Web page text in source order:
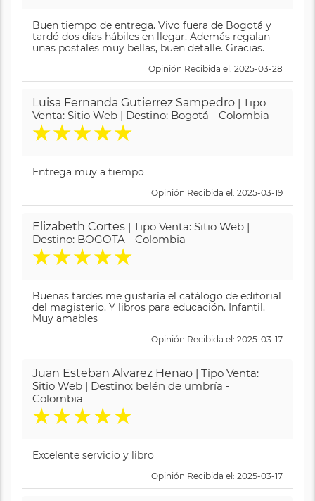
Buen tiempo de entrega. Vivo fuera de Bogotá y
tardó dos días hábiles en llegar. Además regalan
unas postales muy bellas, buen detalle. Gracias.
Opinión Recibida el: 2025-03-28
Luisa Fernanda Gutierrez Sampedro | Tipo
Venta: Sitio Web | Destino: Bogotá - Colombia
★★★★★
Entrega muy a tiempo
Opinión Recibida el: 2025-03-19
Elizabeth Cortes | Tipo Venta: Sitio Web |
Destino: BOGOTA - Colombia
★★★★★
Buenas tardes me gustaría el catálogo de editorial
del magisterio. Y libros para educación. Infantil.
Muy amables
Opinión Recibida el: 2025-03-17
Juan Esteban Alvarez Henao | Tipo Venta:
Sitio Web | Destino: belén de umbría -
Colombia
★★★★★
Excelente servicio y libro
Opinión Recibida el: 2025-03-17